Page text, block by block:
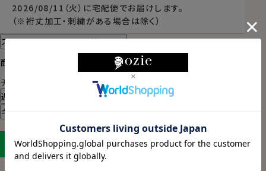
2026/08/11（火） に宅配便 でお届けします。
（※裄丈加工・刺繍がある場合は除く）
スタイル・サイズについて詳しく見る
商品についてのお問い合わせ
チャットでお問い合わせ
返品・交換について
ギフトラッピングについて
LINEに保存する